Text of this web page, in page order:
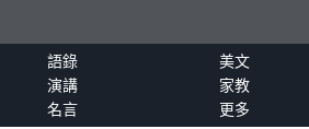
語錄
美文
演講
家教
名言 更多